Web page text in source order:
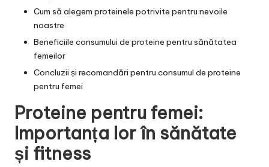
Cum să alegem proteinele potrivite pentru nevoile
noastre
Beneficiile consumului de proteine pentru sănătatea
femeilor
Concluzii și recomandări pentru consumul de proteine
pentru femei
Proteine pentru femei:
Importanța lor în sănătate
și fitness